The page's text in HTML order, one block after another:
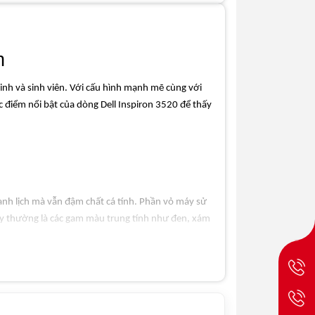
và sinh viên. Với cấu hình mạnh mẽ cùng với
điểm nổi bật của dòng Dell Inspiron 3520 để thấy
lịch mà vẫn đậm chất cá tính. Phần vỏ máy sử
thường là các gam màu trung tính như đen, xám
viên mang theo khi đi học. Trọng lượng máy